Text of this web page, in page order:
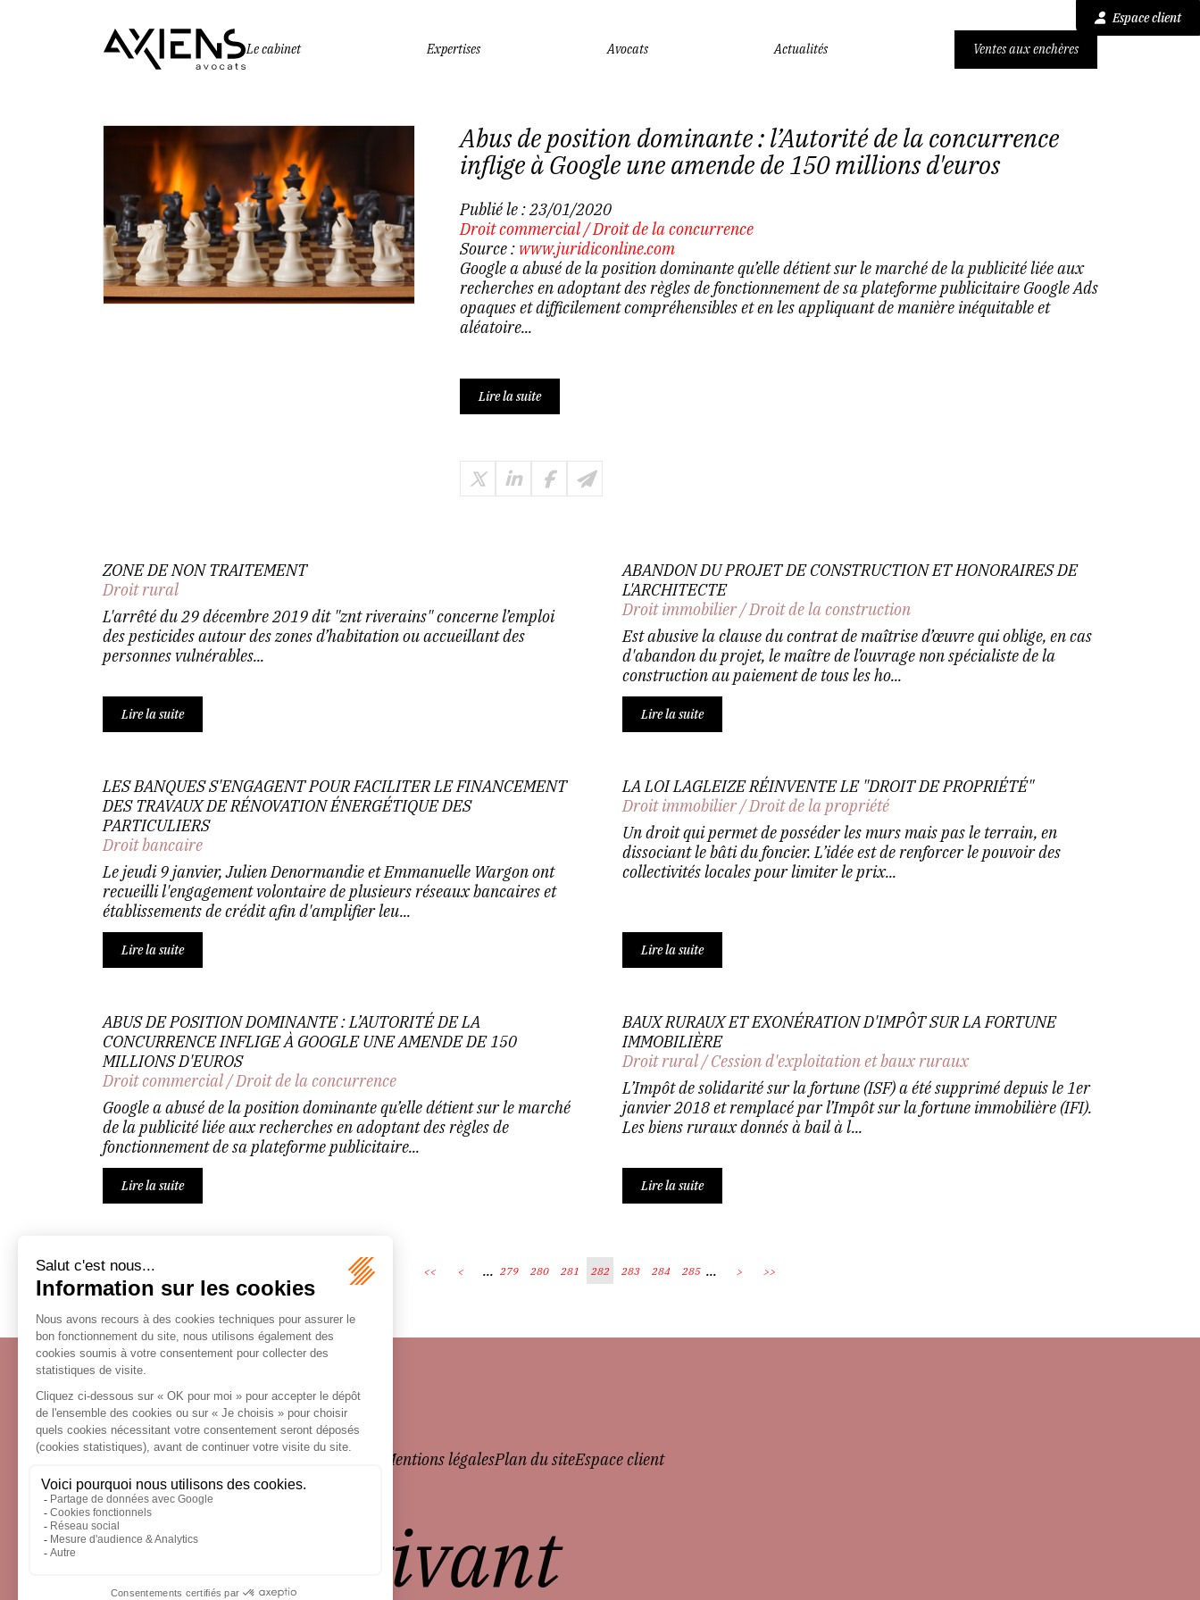
Espace client
Le cabinet
Expertises Avocats Actualités Ventes aux enchères
Abus de position dominante : l’Autorité de la concurrence
inflige à Google une amende de 150 millions d'euros
Publié le :23/01/2020
Droit commercial/Droit de la concurrence
Source : www.juridiconline.com
Google a abusé de la position dominante qu’elle détient sur le marché de la publicité liée aux
recherches en adoptant des règles de fonctionnement de sa plateforme publicitaire Google Ads
opaques et difficilement compréhensibles et en les appliquant de manière inéquitable et
aléatoire...
Lire la suite
ZONE DE NON TRAITEMENT
Droit rural
L'arrêté du 29 décembre 2019 dit "znt riverains" concerne l’emploi
des pesticides autour des zones d’habitation ou accueillant des
personnes vulnérables...
Lire la suite
ABANDON DU PROJET DE CONSTRUCTION ET HONORAIRES DE
L'ARCHITECTE
Droit immobilier/Droit de la construction
Est abusive la clause du contrat de maîtrise d’œuvre qui oblige, en cas
d'abandon du projet, le maître de l’ouvrage non spécialiste de la
construction au paiement de tous les ho...
Lire la suite
LES BANQUES S'ENGAGENT POUR FACILITER LE FINANCEMENT
DES TRAVAUX DE RÉNOVATION ÉNERGÉTIQUE DES
PARTICULIERS
Droit bancaire
Le jeudi 9 janvier, Julien Denormandie et Emmanuelle Wargon ont
recueilli l'engagement volontaire de plusieurs réseaux bancaires et
établissements de crédit afin d'amplifier leu...
Lire la suite
LA LOI LAGLEIZE RÉINVENTE LE "DROIT DE PROPRIÉTÉ"
Droit immobilier/Droit de la propriété
Un droit qui permet de posséder les murs mais pas le terrain, en
dissociant le bâti du foncier. L’idée est de renforcer le pouvoir des
collectivités locales pour limiter le prix...
Lire la suite
ABUS DE POSITION DOMINANTE : L’AUTORITÉ DE LA
CONCURRENCE INFLIGE À GOOGLE UNE AMENDE DE 150
MILLIONS D'EUROS
Droit commercial/Droit de la concurrence
Google a abusé de la position dominante qu’elle détient sur le marché
de la publicité liée aux recherches en adoptant des règles de
fonctionnement de sa plateforme publicitaire...
Lire la suite
BAUX RURAUX ET EXONÉRATION D'IMPÔT SUR LA FORTUNE
IMMOBILIÈRE
Droit rural/Cession d'exploitation et baux ruraux
L’Impôt de solidarité sur la fortune (ISF) a été supprimé depuis le 1er
janvier 2018 et remplacé par l’Impôt sur la fortune immobilière (IFI).
Les biens ruraux donnés à bail à l...
Lire la suite
<< < ... 279 280 281 282 283 284 285 ... > >>
Écosystème Mentions légalesPlan du siteEspace client
le droit vivant